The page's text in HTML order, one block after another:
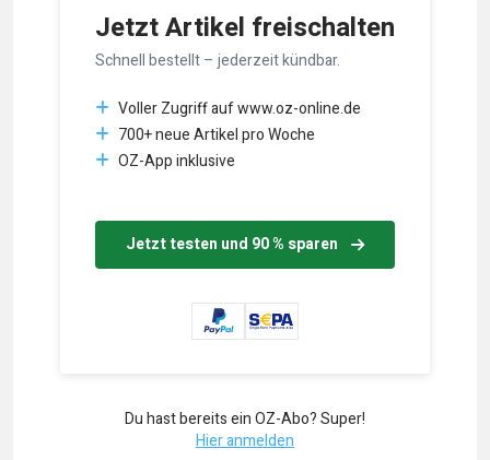
Jetzt Artikel freischalten
Schnell bestellt – jederzeit kündbar.
Voller Zugriff auf www.oz-online.de
700+ neue Artikel pro Woche
OZ-App inklusive
Jetzt testen und 90 % sparen
Du hast bereits ein OZ-Abo? Super!
Hier anmelden